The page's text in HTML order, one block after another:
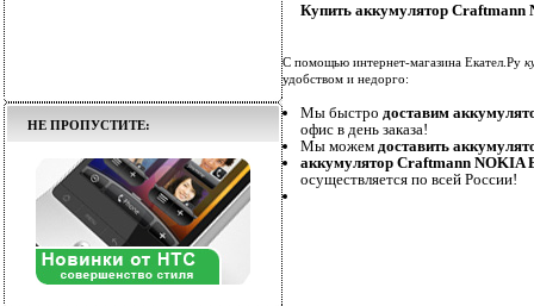
НЕ ПРОПУСТИТЕ:
Купить аккумулятор Craftmann
С помощью интернет-магазина Екател.Ру
удобством и недорго:
Мы быстро доставим
офис в день заказа!
Мы можем доставить
аккумулятор Craftmann NOKIA
осуществляется по всей России!